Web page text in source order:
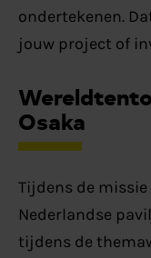
ondertekenen.
jouw project of
Osaka
Tijdens de
Nederlandse
tijdens de